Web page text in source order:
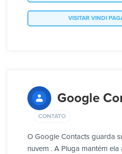
VISITAR VINDI
Google
CONTATO
O Google Contacts guarda
nuvem . A Pluga mantém